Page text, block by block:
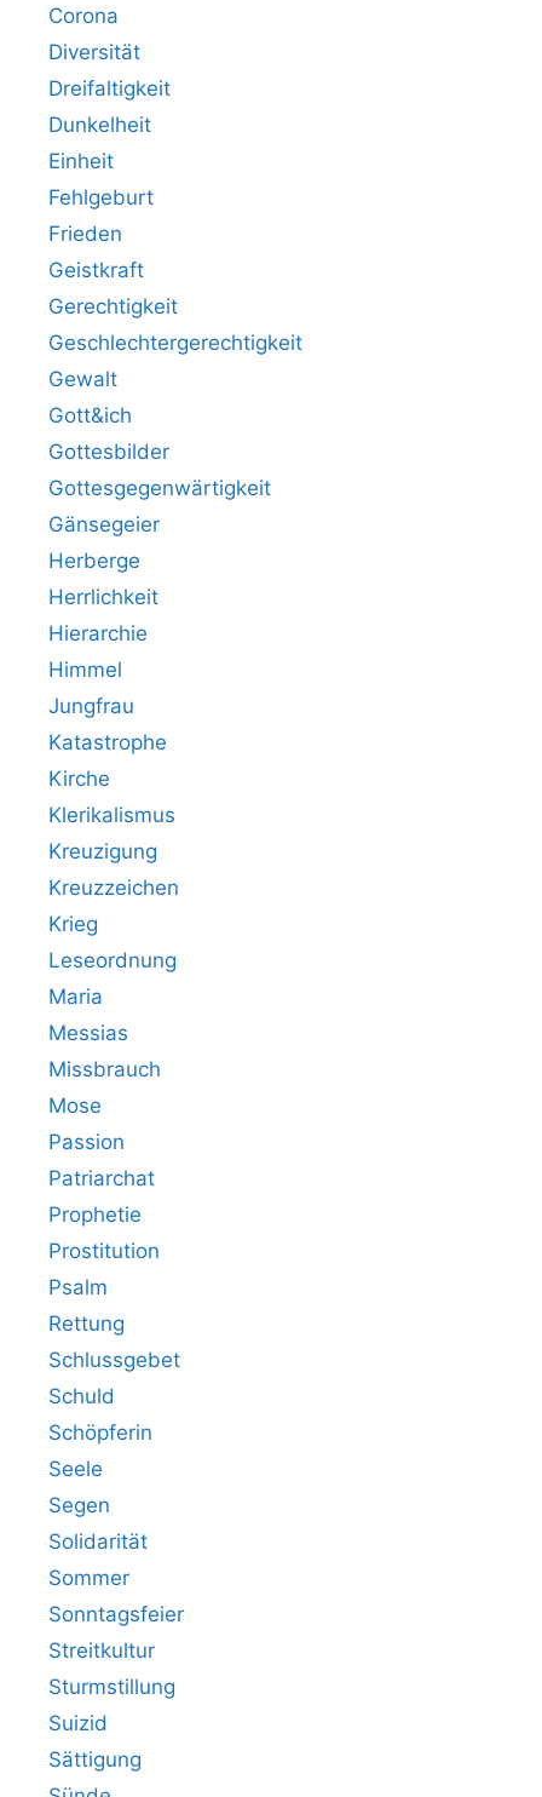
Corona
Diversität
Dreifaltigkeit
Dunkelheit
Einheit
Fehlgeburt
Frieden
Geistkraft
Gerechtigkeit
Geschlechtergerechtigkeit
Gewalt
Gott&ich
Gottesbilder
Gottesgegenwärtigkeit
Gänsegeier
Herberge
Herrlichkeit
Hierarchie
Himmel
Jungfrau
Katastrophe
Kirche
Klerikalismus
Kreuzigung
Kreuzzeichen
Krieg
Leseordnung
Maria
Messias
Missbrauch
Mose
Passion
Patriarchat
Prophetie
Prostitution
Psalm
Rettung
Schlussgebet
Schuld
Schöpferin
Seele
Segen
Solidarität
Sommer
Sonntagsfeier
Streitkultur
Sturmstillung
Suizid
Sättigung